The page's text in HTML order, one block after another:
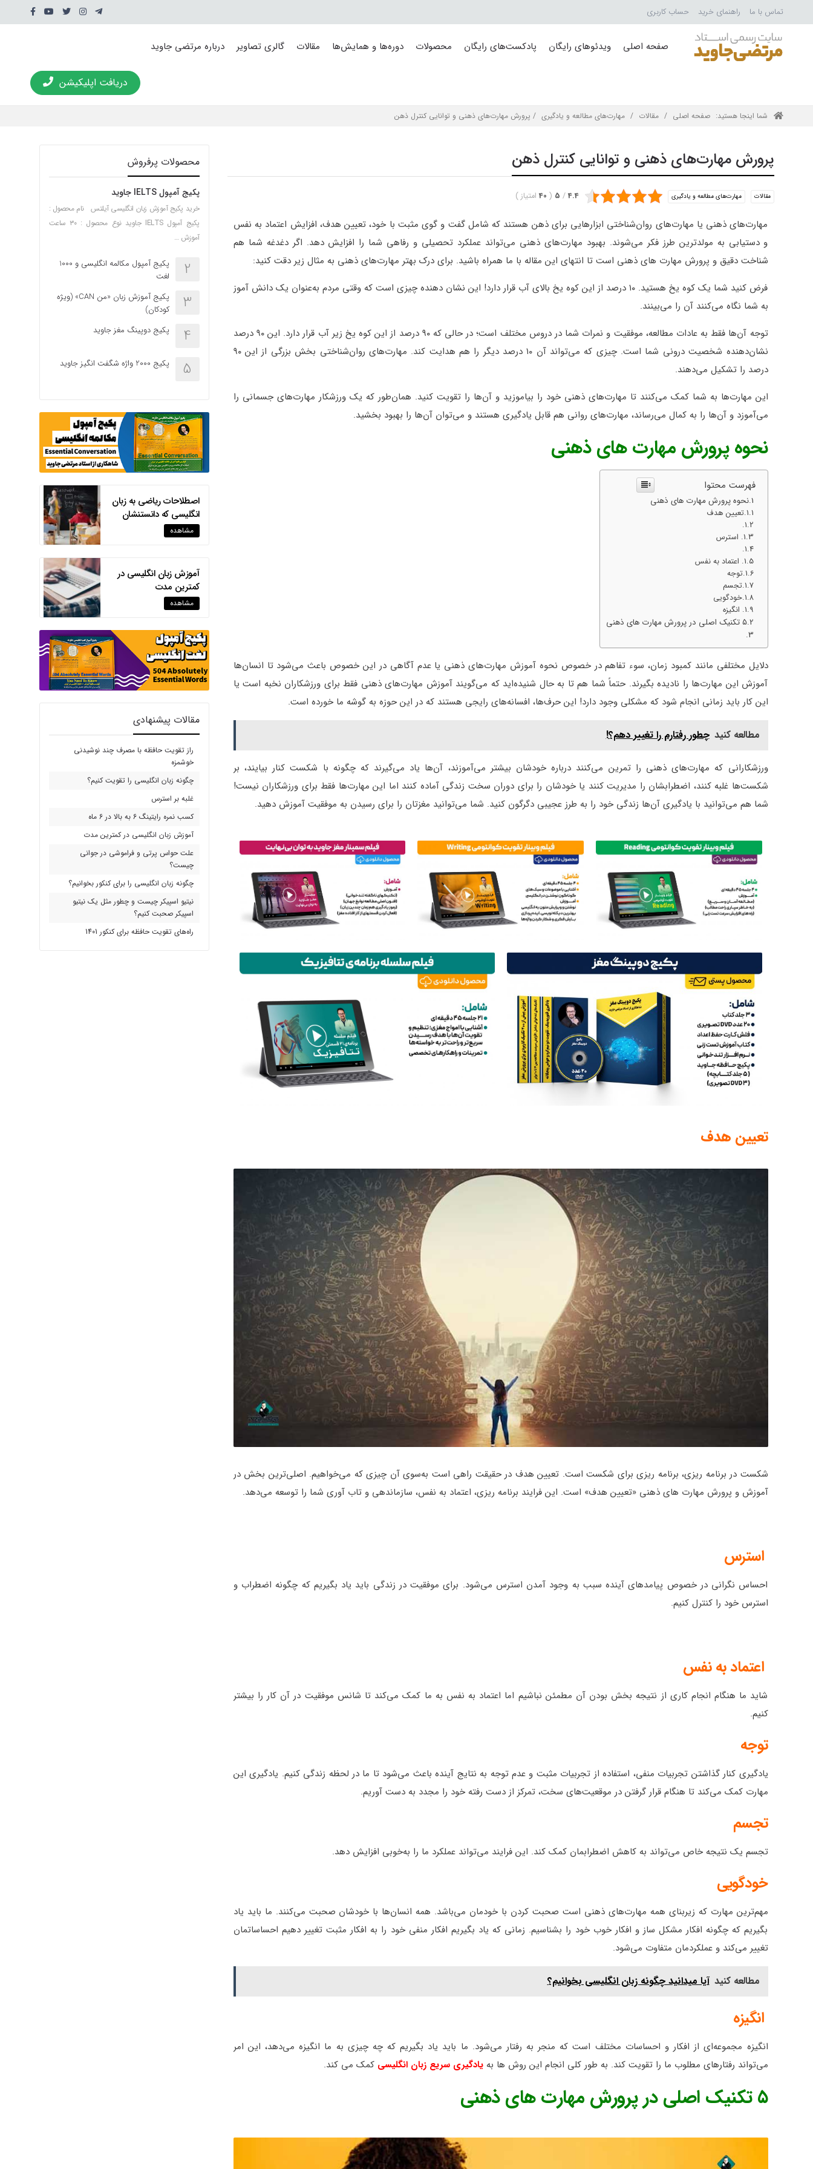
تماس با ما راهنمای خرید حساب کاربری
صفحه اصلی ویدئوهای رایگان پادکست‌های رایگان محصولات دوره‌ها و همایش‌ها مقالات گالری تصاویر درباره مرتضی جاوید
دریافت اپلیکیشن
شما اینجا هستید: صفحه اصلی / مقالات / مهارت‌های مطالعه و یادگیری / پرورش مهارت‌های ذهنی و توانایی کنترل ذهن
پرورش مهارت‌های ذهنی و توانایی کنترل ذهن
مقالات مهارت‌های مطالعه و یادگیری 4.4
/
5
(
40 امتیاز)
مهارت‌های ذهنی یا مهارت‌های روان‌شناختی ابزارهایی برای ذهن هستند که شامل گفت و گوی مثبت با خود، تعیین هدف، افزایش اعتماد به نفس
و دستیابی به مولدترین طرز فکر می‌شوند. بهبود مهارت‌های ذهنی می‌تواند عملکرد تحصیلی و رفاهی شما را افزایش دهد. اگر دغدغه شما هم
شناخت دقیق و پرورش مهارت های ذهنی است تا انتهای این مقاله با ما همراه باشید. برای درک بهتر مهارت‌های ذهنی به مثال زیر دقت کنید:
فرض کنید شما یک کوه یخ هستید. ۱۰ درصد از این کوه یخ بالای آب قرار دارد! این نشان دهنده چیزی است که وقتی مردم به‌عنوان یک دانش آموز
به شما نگاه می‌کنند آن را می‌بینند.
توجه آن‌ها فقط به عادات مطالعه، موفقیت و نمرات شما در دروس مختلف است؛ در حالی که ۹۰ درصد از این کوه یخ زیر آب قرار دارد. این ۹۰ درصد
نشان‌دهنده شخصیت درونی شما است. چیزی که می‌تواند آن ۱۰ درصد دیگر را هم هدایت کند. مهارت‌های روان‌شناختی بخش بزرگی از این ۹۰
درصد را تشکیل می‌دهند.
این مهارت‌ها به شما کمک می‌کنند تا مهارت‌های ذهنی خود را بیاموزید و آن‌ها را تقویت کنید. همان‌طور که یک ورزشکار مهارت‌های جسمانی را
می‌آموزد و آن‌ها را به کمال می‌رساند، مهارت‌های روانی هم قابل یادگیری هستند و می‌توان آن‌ها را بهبود بخشید.
نحوه پرورش مهارت های ذهنی
فهرست محتوا
نحوه پرورش مهارت های ذهنی
تعیین هدف
استرس
اعتماد به نفس
توجه
تجسم
خودگویی
انگیزه
۵ تکنیک اصلی در پرورش مهارت های ذهنی
دلایل مختلفی مانند کمبود زمان، سوء تفاهم در خصوص نحوه آموزش مهارت‌های ذهنی یا عدم آگاهی در این خصوص باعث می‌شود تا انسان‌ها
آموزش این مهارت‌ها را نادیده بگیرند. حتماً شما هم تا به حال شنیده‌اید که می‌گویند آموزش مهارت‌های ذهنی فقط برای ورزشکاران نخبه است یا
این کار باید زمانی انجام شود که مشکلی وجود دارد! این حرف‌ها، افسانه‌های رایجی هستند که در این حوزه به گوشه ما خورده است.
مطالعه کنید چطور رفتارم را تغییر دهم؟!
ورزشکارانی که مهارت‌های ذهنی را تمرین می‌کنند درباره خودشان بیشتر می‌آموزند، آن‌ها یاد می‌گیرند که چگونه با شکست کنار بیایند، بر
شکست‌ها غلبه کنند، اضطرابشان را مدیریت کنند یا خودشان را برای دوران سخت زندگی آماده کنند اما این مهارت‌ها فقط برای ورزشکاران نیست!
شما هم می‌توانید با یادگیری آن‌ها زندگی خود را به طرز عجیبی دگرگون کنید. شما می‌توانید مغزتان را برای رسیدن به موفقیت آموزش دهید.
تعیین هدف
شکست در برنامه ریزی، برنامه ریزی برای شکست است. تعیین هدف در حقیقت راهی است به‌سوی آن چیزی که می‌خواهیم. اصلی‌ترین بخش در
آموزش و پرورش مهارت های ذهنی «تعیین هدف» است. این فرایند برنامه ریزی، اعتماد به نفس، سازماندهی و تاب آوری شما را توسعه می‌دهد.
استرس
احساس نگرانی در خصوص پیامدهای آینده سبب به وجود آمدن استرس می‌شود. برای موفقیت در زندگی باید یاد بگیریم که چگونه اضطراب و
استرس خود را کنترل کنیم.
اعتماد به نفس
شاید ما هنگام انجام کاری از نتیجه بخش بودن آن مطمئن نباشیم اما اعتماد به نفس به ما کمک می‌کند تا شانس موفقیت در آن کار را بیشتر
کنیم.
توجه
یادگیری کنار گذاشتن تجربیات منفی، استفاده از تجربیات مثبت و عدم توجه به نتایج آینده باعث می‌شود تا ما در لحظه زندگی کنیم. یادگیری این
مهارت کمک می‌کند تا هنگام قرار گرفتن در موقعیت‌های سخت، تمرکز از دست رفته خود را مجدد به دست آوریم.
تجسم
تجسم یک نتیجه خاص می‌تواند به کاهش اضطرابمان کمک کند. این فرایند می‌تواند عملکرد ما را به‌خوبی افزایش دهد.
خودگویی
مهم‌ترین مهارت که زیربنای همه مهارت‌های ذهنی است صحبت کردن با خودمان می‌باشد. همه انسان‌ها با خودشان صحبت می‌کنند. ما باید یاد
بگیریم که چگونه افکار مشکل ساز و افکار خوب خود را بشناسیم. زمانی که یاد بگیریم افکار منفی خود را به افکار مثبت تغییر دهیم احساساتمان
تغییر می‌کند و عملکردمان متفاوت می‌شود.
مطالعه کنید آیا میدانید چگونه زبان انگلیسی بخوانیم؟
انگیزه
انگیزه مجموعه‌ای از افکار و احساسات مختلف است که منجر به رفتار می‌شود. ما باید یاد بگیریم که چه چیزی به ما انگیزه می‌دهد، این امر
می‌تواند رفتارهای مطلوب ما را تقویت کند. به طور کلی انجام این روش ها بهیادگیری سریع زبان انگلیسی کمک می کند.
۵ تکنیک اصلی در پرورش مهارت های ذهنی
محصولات پرفروش
پکیج آمپول IELTS جاوید
خرید پکیج آموزش زبان انگلیسی آیلتس نام محصول :
پکیج آمپول IELTS جاوید نوع محصول : ۳۰ ساعت
آموزش …
2
پکیج آمپول مکالمه انگلیسی و 1000
لغت
3
پکیج آموزش زبان «من CAN» (ویژه
کودکان)
4 پکیج دوپینگ مغز جاوید
5 پکیج 2000 واژه شگفت انگیز جاوید
اصطلاحات ریاضی به زبان
انگلیسی که دانستنشان
بدردتان می‌خورد!!
مشاهده
آموزش زبان انگلیسی در
کمترین مدت
مشاهده
مقالات پیشنهادی
راز تقویت حافظه با مصرف چند نوشیدنی
خوشمزه
چگونه زبان انگلیسی را تقویت کنیم؟
غلبه بر استرس
کسب نمره رایتینگ 6 به بالا در 6 ماه
آموزش زبان انگلیسی در کمترین مدت
علت حواس پرتی و فراموشی در جوانی
چیست؟
چگونه زبان انگلیسی را برای کنکور بخوانیم؟
نیتیو اسپیکر چیست و چطور مثل یک نیتیو
اسپیکر صحبت کنیم؟
راه‌های تقویت حافظه برای کنکور 1401